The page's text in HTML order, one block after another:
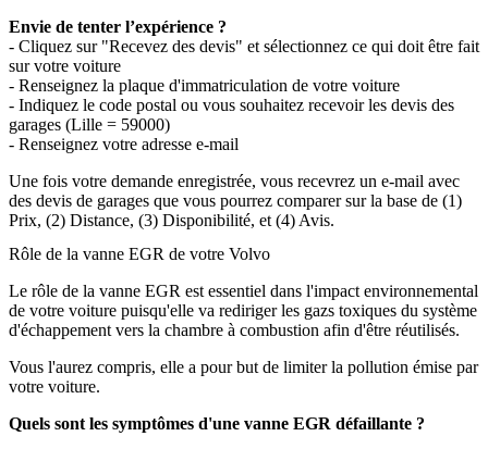
Envie de tenter l’expérience ?
- Cliquez sur "Recevez des devis" et sélectionnez ce qui doit être fait
sur votre voiture
- Renseignez la plaque d'immatriculation de votre voiture
- Indiquez le code postal ou vous souhaitez recevoir les devis des
garages (Lille = 59000)
- Renseignez votre adresse e-mail
Une fois votre demande enregistrée, vous recevrez un e-mail avec
des devis de garages que vous pourrez comparer sur la base de (1)
Prix, (2) Distance, (3) Disponibilité, et (4) Avis.
Rôle de la vanne EGR de votre Volvo
Le rôle de la vanne EGR est essentiel dans l'impact environnemental
de votre voiture puisqu'elle va rediriger les gazs toxiques du système
d'échappement vers la chambre à combustion afin d'être réutilisés.
Vous l'aurez compris, elle a pour but de limiter la pollution émise par
votre voiture.
Quels sont les symptômes d'une vanne EGR défaillante ?